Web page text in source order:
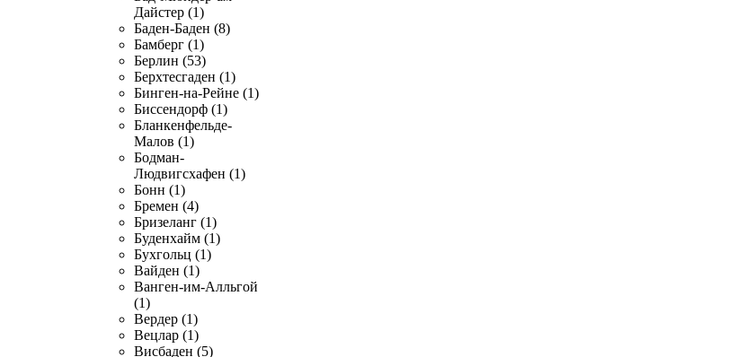
Дайстер (1)
Баден-Баден (8)
Бамберг (1)
Берлин (53)
Берхтесгаден (1)
Бинген-на-Рейне (1)
Биссендорф (1)
Бланкенфельде-
Малов (1)
Бодман-
Людвигсхафен (1)
Бонн (1)
Бремен (4)
Бризеланг (1)
Буденхайм (1)
Бухгольц (1)
Вайден (1)
Ванген-им-Алльгой
(1)
Вердер (1)
Вецлар (1)
Висбаден (5)